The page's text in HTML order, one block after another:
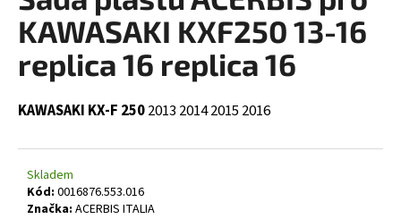
0,0
hvězdiček.
KAWASAKI KXF250 13-16
replica 16 replica 16
KAWASAKI KX-F 2502013 20142015 2016
Skladem
Kód: 0016876.553.016
Značka: ACERBIS ITALIA
a
j
í
?
HLEDAT